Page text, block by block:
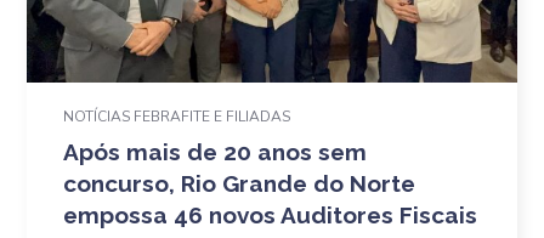
NOTÍCIAS FEBRAFITE E FILIADAS
Após mais de 20 anos sem
concurso, Rio Grande do Norte
empossa 46 novos Auditores Fiscais